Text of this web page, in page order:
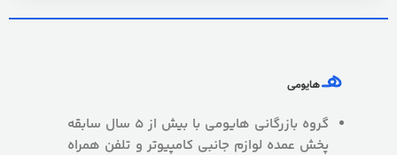
گروه بازرگانی هایومی با بیش از 5 سال سابقه
پخش عمده لوازم جانبی کامپیوتر و تلفن همراه